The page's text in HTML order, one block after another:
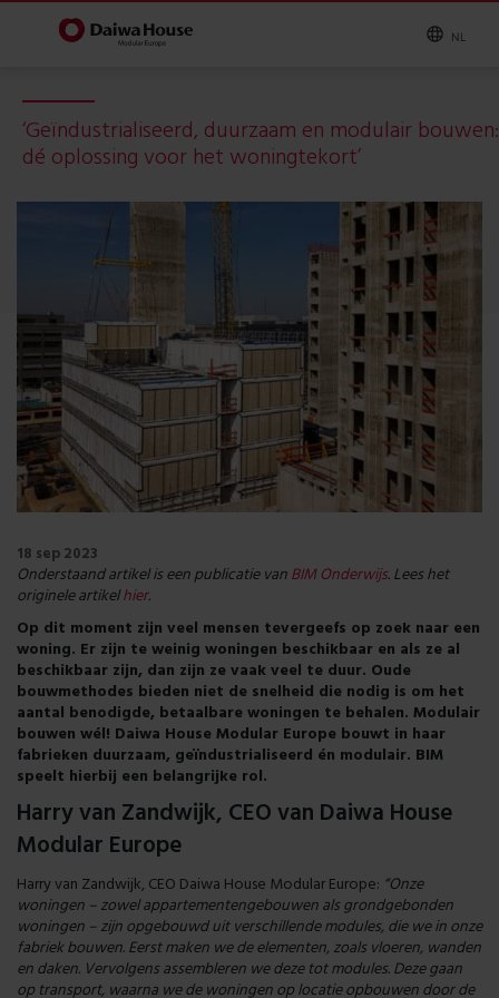
NL
‘Geïndustrialiseerd, duurzaam en modulair bouwen:
dé oplossing voor het woningtekort’
18 sep 2023
Onderstaand artikel is een publicatie vanBIM Onderwijs. Lees het
originele artikelhier.
Op dit moment zijn veel mensen tevergeefs op zoek naar een
woning. Er zijn te weinig woningen beschikbaar en als ze al
beschikbaar zijn, dan zijn ze vaak veel te duur. Oude
bouwmethodes bieden niet de snelheid die nodig is om het
aantal benodigde, betaalbare woningen te behalen. Modulair
bouwen wél! Daiwa House Modular Europe bouwt in haar
fabrieken duurzaam, geïndustrialiseerd én modulair. BIM
speelt hierbij een belangrijke rol.
Harry van Zandwijk, CEO van Daiwa House
Modular Europe
Harry van Zandwijk, CEO Daiwa House Modular Europe: “Onze
woningen – zowel appartementengebouwen als grondgebonden
woningen – zijn opgebouwd uit verschillende modules, die we in onze
fabriek bouwen. Eerst maken we de elementen, zoals vloeren, wanden
en daken. Vervolgens assembleren we deze tot modules. Deze gaan
op transport, waarna we de woningen op locatie opbouwen door de